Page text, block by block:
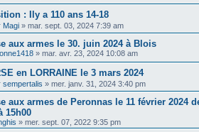
: Ily a 110 ans 14-18
Magi » mar. sept. 03, 2024 7:39 am
aux armes le 30. juin 2024 à Blois
» mar. avr. 23, 2024 10:08 am
en LORRAINE le 3 mars 2024
sempertalis » mer. janv. 31, 2024 3:40 pm
aux armes de Peronnas le 11 février 2024
15h00
» mer. sept. 07, 2022 9:35 pm